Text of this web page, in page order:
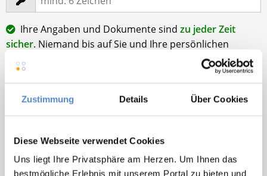
Zustimmung Details Über Cookies
Diese Webseite verwendet Cookies
Uns liegt Ihre Privatsphäre am Herzen. Um Ihnen das
bestmögliche Erlebnis mit unserem Portal zu bieten und
Ihre Angaben und Dokumente sind zu jeder Zeit
sicher. Niemand bis auf Sie und Ihre persönlichen
Betreuer haben Zugriff auf Ihre Daten.
Erst nach Ihrer Freigabe
zu einem konkreten
gewünschten Praxen weiter.
AGBdes Deutscher Hausarzt Service Kundenkontos
sowie den Datenschutzbestimmungen der Deutscher
Hausarzt Service, Talentzeit GmbH, 33611 Bielefeld. zu.